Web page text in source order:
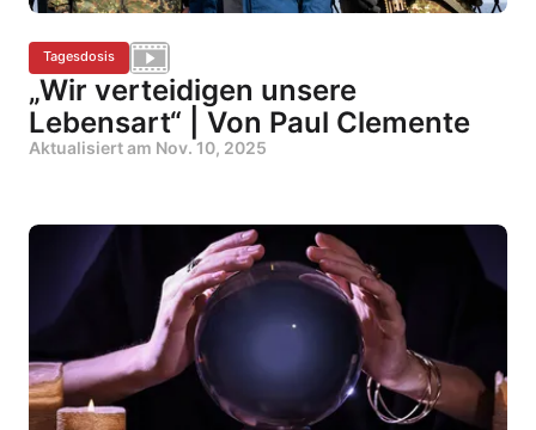
Tagesdosis
„Wir verteidigen unsere
Lebensart“ | Von Paul Clemente
Aktualisiert am Nov. 10, 2025